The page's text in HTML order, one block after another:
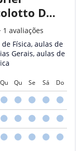
De
· 1 avaliações
Física, aulas de
Gerais, aulas de
Qu Qu Se Sá Do